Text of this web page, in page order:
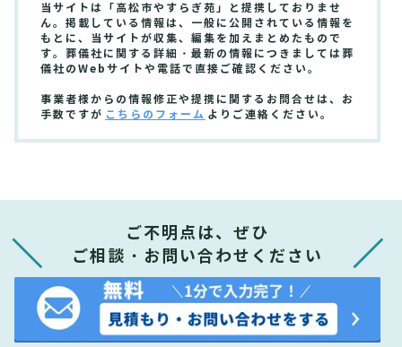
当サイトは「高松市やすらぎ苑」と提携しておりませ
ん。掲載している情報は、一般に公開されている情報を
もとに、当サイトが収集、編集を加えまとめたもので
す。葬儀社に関する詳細・最新の情報につきましては葬
儀社のWebサイトや電話で直接ご確認ください。
事業者様からの情報修正や提携に関するお問合せは、お
手数ですが こちらのフォーム よりご連絡ください。
ご不明点は、ぜひ
ご相談・お問い合わせください